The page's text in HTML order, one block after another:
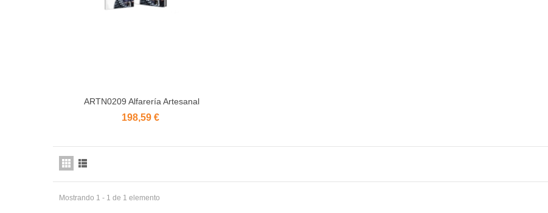
Añadir al carrito
ARTN0209 Alfarería Artesanal
198,59 €
Mostrando 1 - 1 de 1 elemento